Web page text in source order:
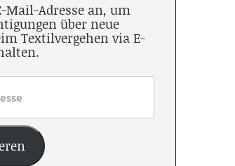
Mail-Adresse an, um
über neue
Textilvergehen via E-